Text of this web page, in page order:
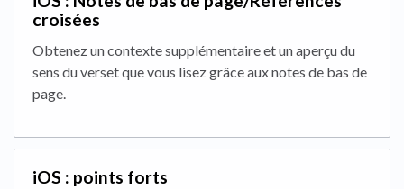
croisées
Obtenez un contexte supplémentaire et un aperçu du
sens du verset que vous lisez grâce aux notes de bas de
page.
iOS : points forts